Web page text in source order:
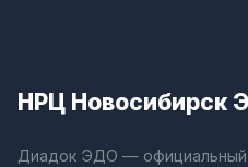
НРЦ Новосибирск
Диадок ЭДО — официальный